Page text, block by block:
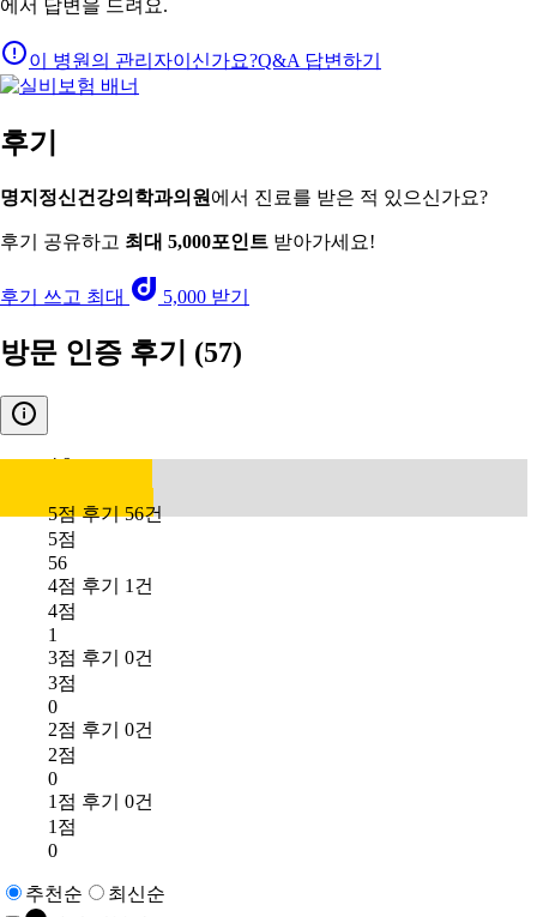
에서 답변을 드려요.
이 병원의 관리자이신가요?Q&A 답변하기
후기
명지정신건강의학과의원 에서 진료를 받은 적 있으신가요?
후기 공유하고 최대 5,000포인트 받아가세요!
후기 쓰고 최대 5,000 받기
방문 인증 후기 (57)
4.9
5점 후기 56건
5점
56
4점 후기 1건
4점
1
3점 후기 0건
3점
0
2점 후기 0건
2점
0
1점 후기 0건
1점
0
추천순
최신순